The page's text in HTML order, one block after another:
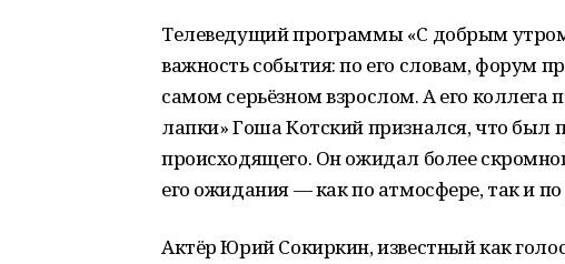
Телеведущий программы «С добрым
важность события: по его словам, форум
самом серьёзном взрослом. А его
лапки» Гоша Котский признался, что был
происходящего. Он ожидал более
его ожидания — как по атмосфере, так и
Актёр Юрий Сокиркин, известный как